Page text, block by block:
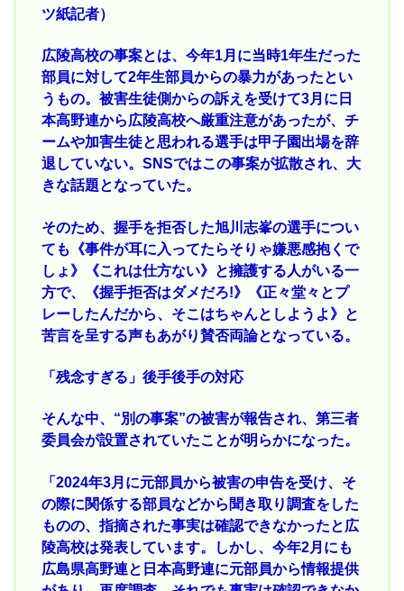
ツ紙記者）
広陵高校の事案とは、今年1月に当時1年生だった
部員に対して2年生部員からの暴力があったとい
うもの。被害生徒側からの訴えを受けて3月に日
本高野連から広陵高校へ厳重注意があったが、チ
ームや加害生徒と思われる選手は甲子園出場を辞
退していない。SNSではこの事案が拡散され、大
きな話題となっていた。
そのため、握手を拒否した旭川志峯の選手につい
ても《事件が耳に入ってたらそりゃ嫌悪感抱くで
しょ》《これは仕方ない》と擁護する人がいる一
方で、《握手拒否はダメだろ!》《正々堂々とプ
レーしたんだから、そこはちゃんとしようよ》と
苦言を呈する声もあがり賛否両論となっている。
「残念すぎる」後手後手の対応
そんな中、“別の事案”の被害が報告され、第三者
委員会が設置されていたことが明らかになった。
「2024年3月に元部員から被害の申告を受け、そ
の際に関係する部員などから聞き取り調査をした
ものの、指摘された事実は確認できなかったと広
陵高校は発表しています。しかし、今年2月にも
広島県高野連と日本高野連に元部員から情報提供